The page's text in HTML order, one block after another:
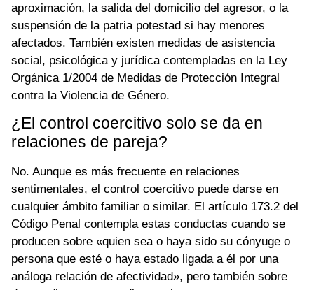
aproximación, la salida del domicilio del agresor, o la
suspensión de la patria potestad si hay menores
afectados. También existen medidas de asistencia
social, psicológica y jurídica contempladas en la Ley
Orgánica 1/2004 de Medidas de Protección Integral
contra la Violencia de Género.
¿El control coercitivo solo se da en
relaciones de pareja?
No. Aunque es más frecuente en relaciones
sentimentales, el control coercitivo puede darse en
cualquier ámbito familiar o similar. El artículo 173.2 del
Código Penal contempla estas conductas cuando se
producen sobre «quien sea o haya sido su cónyuge o
persona que esté o haya estado ligada a él por una
análoga relación de afectividad», pero también sobre